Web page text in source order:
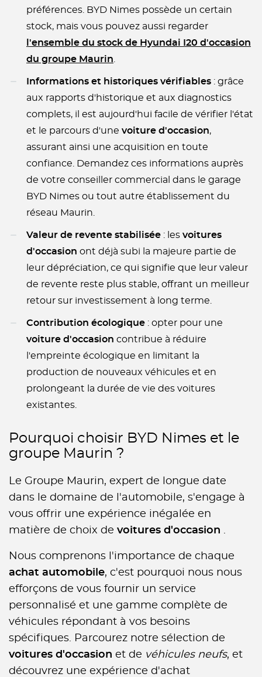
préférences. BYD Nimes possède un certain
stock, mais vous pouvez aussi regarder
l'ensemble du stock de Hyundai I20 d'occasion
du groupe Maurin
Informations et historiques vérifiables : grâce
aux rapports d'historique et aux diagnostics
complets, il est aujourd'hui facile de vérifier l'état
et le parcours d'une voiture d'occasion,
assurant ainsi une acquisition en toute
confiance. Demandez ces informations auprès
de votre conseiller commercial dans le garage
BYD Nimes ou tout autre établissement du
réseau Maurin.
Valeur de revente stabilisée : les voitures
d'occasion ont déjà subi la majeure partie de
leur dépréciation, ce qui signifie que leur valeur
de revente reste plus stable, offrant un meilleur
retour sur investissement à long terme.
Contribution écologique : opter pour une
voiture d'occasion contribue à réduire
l'empreinte écologique en limitant la
production de nouveaux véhicules et en
prolongeant la durée de vie des voitures
existantes.
Pourquoi choisir BYD Nimes et le
groupe Maurin ?
Le Groupe Maurin, expert de longue date
dans le domaine de l'automobile, s'engage à
vous offrir une expérience inégalée en
matière de choix de voitures d'occasion .
Nous comprenons l'importance de chaque
achat automobile, c'est pourquoi nous nous
efforçons de vous fournir un service
personnalisé et une gamme complète de
véhicules répondant à vos besoins
spécifiques. Parcourez notre sélection de
voitures d'occasion et de véhicules neufs, et
découvrez une expérience d'achat